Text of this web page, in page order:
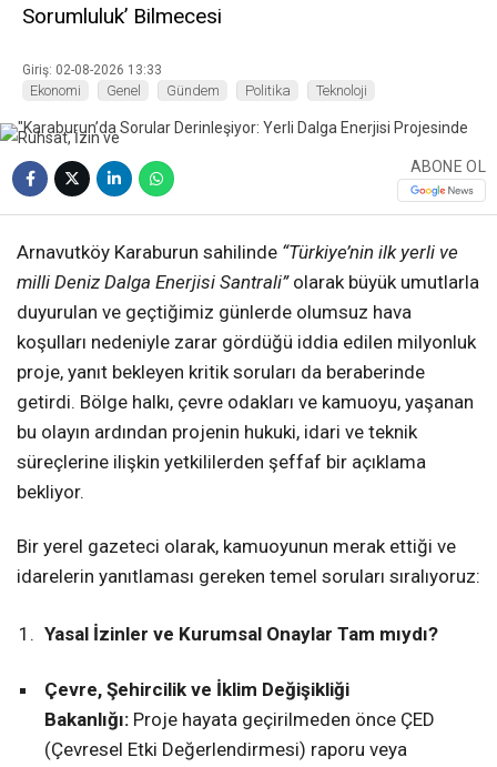
Sorumluluk’ Bilmecesi
Giriş: 02-08-2026 13:33
Ekonomi Genel Gündem Politika Teknoloji
ABONE OL
Arnavutköy Karaburun sahilinde “Türkiye’nin ilk yerli ve
milli Deniz Dalga Enerjisi Santrali”olarak büyük umutlarla
duyurulan ve geçtiğimiz günlerde olumsuz hava
koşulları nedeniyle zarar gördüğü iddia edilen milyonluk
proje, yanıt bekleyen kritik soruları da beraberinde
getirdi. Bölge halkı, çevre odakları ve kamuoyu, yaşanan
bu olayın ardından projenin hukuki, idari ve teknik
süreçlerine ilişkin yetkililerden şeffaf bir açıklama
bekliyor.
Bir yerel gazeteci olarak, kamuoyunun merak ettiği ve
idarelerin yanıtlaması gereken temel soruları sıralıyoruz:
Yasal İzinler ve Kurumsal Onaylar Tam mıydı?
Çevre, Şehircilik ve İklim Değişikliği
Bakanlığı: Proje hayata geçirilmeden önce ÇED
(Çevresel Etki Değerlendirmesi) raporu veya